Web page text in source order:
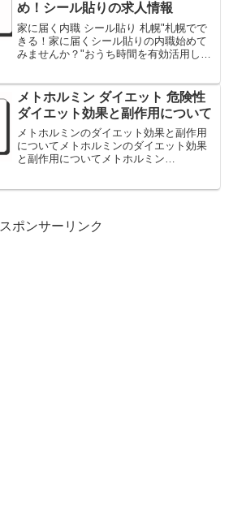
め！シール貼りの求人情報
家に届く内職 シール貼り 札幌"札幌でで
きる！家に届くシール貼りの内職始めて
みませんか？"おうち時間を有効活用し
内職」。その中でも手軽で始めやすいシ
ール貼りの内職が、札...
メトホルミン ダイエット 危険性
ダイエット効果と副作用について
メトホルミンのダイエット効果と副作用
についてメトホルミンのダイエット効果
と副作用についてメトホルミン
スポンサーリンク